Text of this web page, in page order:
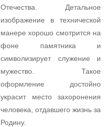
Отечества. Детальное
изображение в технической
манере хорошо смотрится на
фоне памятника и
символизирует служение и
мужество. Такое
оформление достойно
украсит место захоронения
человека, отдавшего жизнь за
Родину.